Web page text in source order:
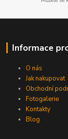
Informace
O nás
Jak nakupovat
Obchodní
Fotogalerie
Kontakty
Blog